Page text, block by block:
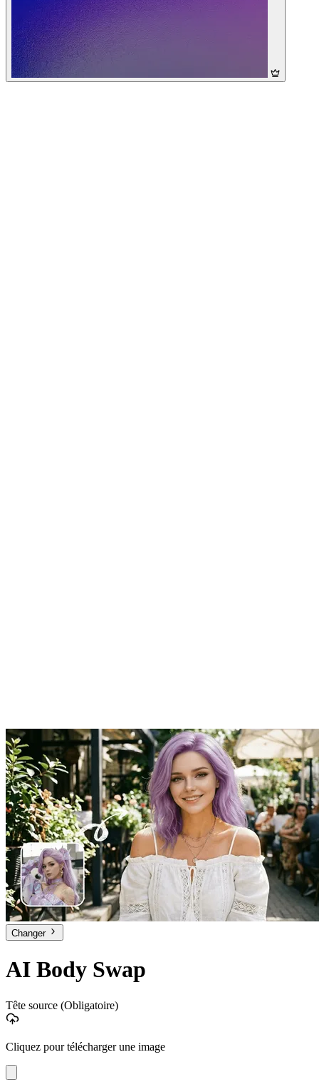
Changer
AI Body Swap
Tête source (Obligatoire)
Cliquez pour télécharger une image